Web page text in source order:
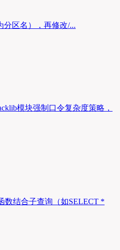
分区名），再修改/...
模块强制口令复杂度策略，
数结合子查询（如SELECT *